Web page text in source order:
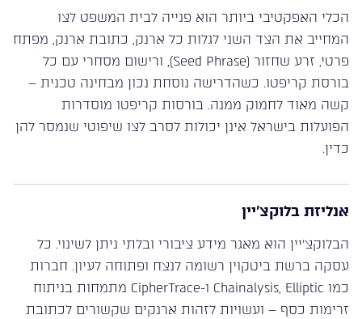
הכלי האפקטיבי ביותר הוא פנייה לבית המשפט לצו
המחייב את הצד השני לגלות כל ארנק, כתובת ארנק, מפתח
פרטי, זרע שחזור (Seed Phrase), ורישום מסחרי עם כל
בורסת קריפטו. כשהדרישה נוסחת נכון מבחינה טכנית –
קשה מאוד לחמוק ממנה. בורסות קריפטו מוסדרות
הפועלות בישראל אינן יכולות לסרב לצו שיפוטי שנמסר להן
כדין.
אנליזת בלוקצ’יין
הבלוקצ’יין הוא מאגר מידע ציבורי ובלתי ניתן לשינוי. כל
עסקה ברשת ביטקוין רשומה לנצח ופתוחה לעיון. חברות
כמו Chainalysis, Elliptic ו-CipherTrace מתמחות בניתוח
זרימות כסף – ועשויות לזהות ארנקים שקשורים לכתובת